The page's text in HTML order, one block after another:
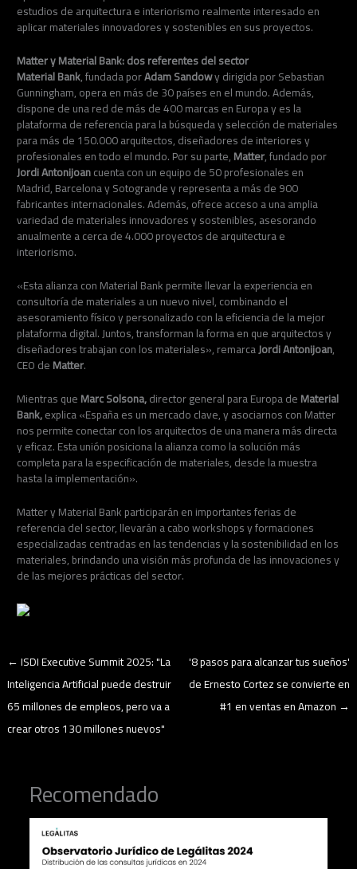
estudios de arquitectura e interiorismo realmente interesado en
aplicar materiales innovadores y sostenibles en sus proyectos.
Matter y Material Bank: dos referentes del sector
Material Bank, fundada porAdam Sandowy dirigida por Sebastian
Gunningham, opera en más de 30 países en el mundo. Además,
dispone de una red de más de 400 marcas en Europa y es la
plataforma de referencia para la búsqueda y selección de materiales
para más de 150.000 arquitectos, diseñadores de interiores y
profesionales en todo el mundo. Por su parte,Matter, fundado por
Jordi Antonijoancuenta con un equipo de 50 profesionales en
Madrid, Barcelona y Sotogrande y representa a más de 900
fabricantes internacionales. Además, ofrece acceso a una amplia
variedad de materiales innovadores y sostenibles, asesorando
anualmente a cerca de 4.000 proyectos de arquitectura e
interiorismo.
«Esta alianza con Material Bank permite llevar la experiencia en
consultoría de materiales a un nuevo nivel, combinando el
asesoramiento físico y personalizado con la eficiencia de la mejor
plataforma digital. Juntos, transforman la forma en que arquitectos y
diseñadores trabajan con los materiales», remarcaJordi Antonijoan,
CEO deMatter.
Mientras queMarc Solsona,director general para Europa deMaterial
Bank,explica «España es un mercado clave, y asociarnos con Matter
nos permite conectar con los arquitectos de una manera más directa
y eficaz. Esta unión posiciona la alianza como la solución más
completa para la especificación de materiales, desde la muestra
hasta la implementación».
Matter y Material Bank participarán en importantes ferias de
referencia del sector, llevarán a cabo workshops y formaciones
especializadas centradas en las tendencias y la sostenibilidad en los
materiales, brindando una visión más profunda de las innovaciones y
de las mejores prácticas del sector.
←ISDI Executive Summit 2025: "La
Inteligencia Artificial puede destruir
65 millones de empleos, pero va a
crear otros 130 millones nuevos"
'8 pasos para alcanzar tus sueños'
de Ernesto Cortez se convierte en
#1 en ventas en Amazon →
Recomendado